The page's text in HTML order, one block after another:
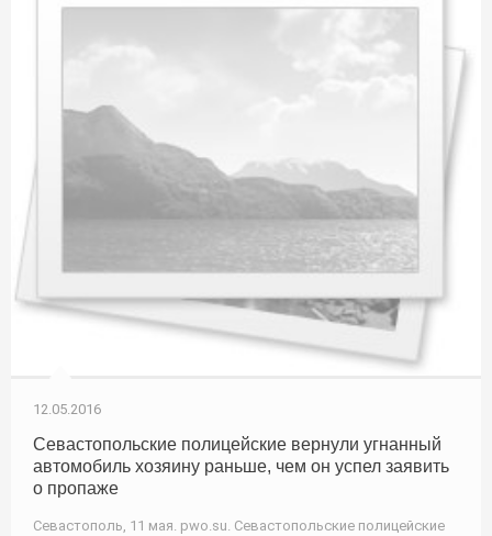
12.05.2016
Севастопольские полицейские вернули угнанный
автомобиль хозяину раньше, чем он успел заявить
о пропаже
Севастополь, 11 мая. pwo.su. Севастопольские полицейские